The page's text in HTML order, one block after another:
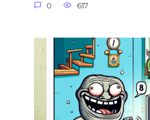
0 617